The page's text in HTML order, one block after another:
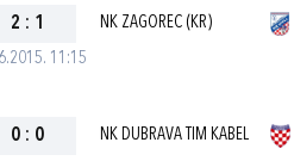
11:15
2 : 1 NK ZAGOREC (KR)
0 : 0 NK DUBRAVA TIM KABEL